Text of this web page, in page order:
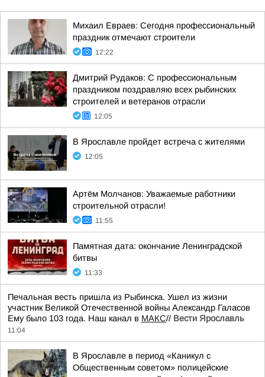
Михаил Евраев: Сегодня профессиональный
праздник отмечают строители
12:22
Дмитрий Рудаков: С профессиональным
праздником поздравляю всех рыбинских
строителей и ветеранов отрасли
12:05
В Ярославле пройдет встреча с жителями
12:05
Артём Молчанов: Уважаемые работники
строительной отрасли!
11:55
Памятная дата: окончание Ленинградской
битвы
11:33
Печальная весть пришла из Рыбинска. Ушел из жизни
участник Великой Отечественной войны Александр Галасов
Ему было 103 года. Наш канал в МАКС// Вести Ярославль
11:04
В Ярославле в период «Каникул с
Общественным советом» полицейские